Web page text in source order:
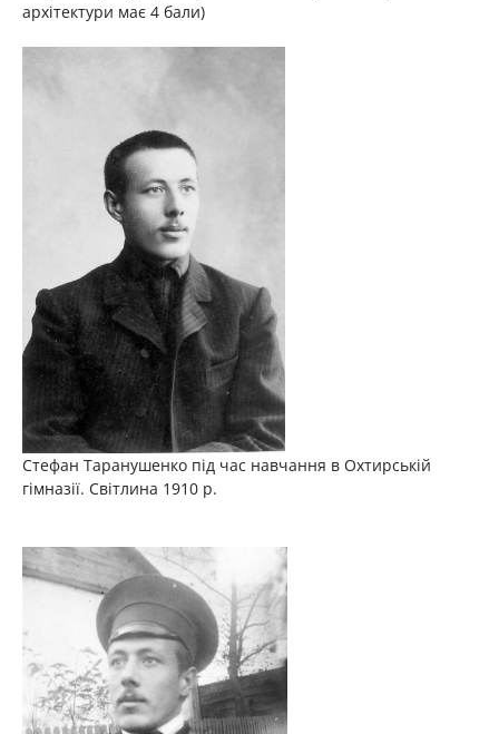
архітектури має 4 бали)
Стефан Таранушенко під час навчання в Охтирській
гімназії. Світлина 1910 р.